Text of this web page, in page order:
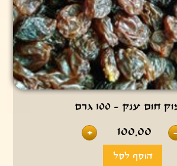
חום ענק - 100 גרם
100.00
+